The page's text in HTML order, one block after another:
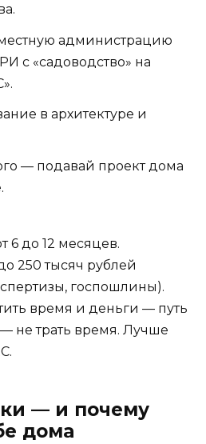
администрацию
с «садоводство» на
в архитектуре и
— подавай проект дома
6 до 12 месяцев.
250 тысяч рублей
госпошлины).
время и деньги — путь
не трать время. Лучше
— и почему
дома